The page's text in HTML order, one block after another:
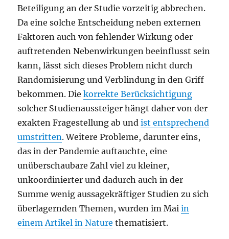
Beteiligung an der Studie vorzeitig abbrechen.
Da eine solche Entscheidung neben externen
Faktoren auch von fehlender Wirkung oder
auftretenden Nebenwirkungen beeinflusst sein
kann, lässt sich dieses Problem nicht durch
Randomisierung und Verblindung in den Griff
bekommen. Diekorrekte Berücksichtigung
solcher Studienaussteiger hängt daher von der
exakten Fragestellung ab undist entsprechend
umstritten. Weitere Probleme, darunter eins,
das in der Pandemie auftauchte, eine
unüberschaubare Zahl viel zu kleiner,
unkoordinierter und dadurch auch in der
Summe wenig aussagekräftiger Studien zu sich
überlagernden Themen, wurden im Maiin
einem Artikel in Nature thematisiert.